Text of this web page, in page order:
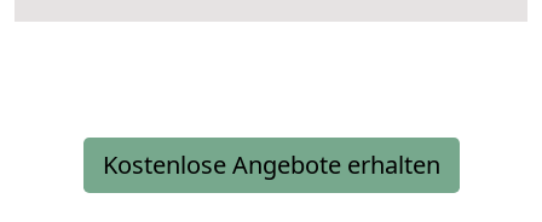
Kostenlose Angebote erhalten